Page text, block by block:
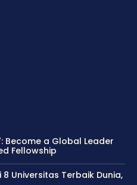
Become a Global Leader
Fellowship
Universitas Terbaik Dunia,